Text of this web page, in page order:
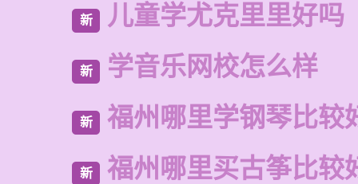
新 儿童学尤克里里好吗
新 学音乐网校怎么样
新 福州哪里学钢琴比较
新 福州哪里买古筝比较